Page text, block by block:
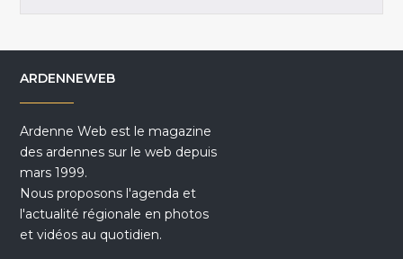
ARDENNEWEB
Ardenne Web est le magazine
des ardennes sur le web depuis
mars 1999.
Nous proposons l'agenda et
l'actualité régionale en photos
et vidéos au quotidien.